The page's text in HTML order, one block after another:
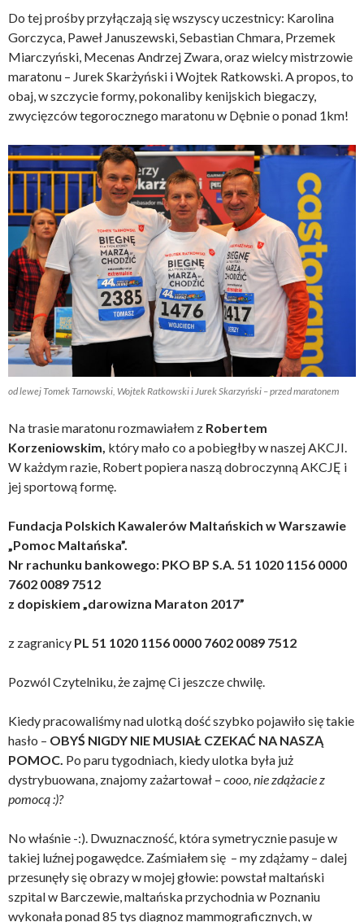
Do tej prośby przyłączają się wszyscy uczestnicy: Karolina
Gorczyca, Paweł Januszewski, Sebastian Chmara, Przemek
Miarczyński, Mecenas Andrzej Zwara, oraz wielcy mistrzowie
maratonu – Jurek Skarżyński i Wojtek Ratkowski. A propos, to
obaj, w szczycie formy, pokonaliby kenijskich biegaczy,
zwycięzców tegorocznego maratonu w Dębnie o ponad 1km!
od lewej Tomek Tarnowski, Wojtek Ratkowski i Jurek Skarzyński – przed maratonem
Na trasie maratonu rozmawiałem z Robertem
Korzeniowskim, który mało co a pobiegłby w naszej AKCJI.
W każdym razie, Robert popiera naszą dobroczynną AKCJĘ i
jej sportową formę.
Fundacja Polskich Kawalerów Maltańskich w Warszawie
„Pomoc Maltańska”.
Nr rachunku bankowego: PKO BP S.A. 51 1020 1156 0000
7602 0089 7512
z dopiskiem „darowizna Maraton 2017”
z zagranicy PL 51 1020 1156 0000 7602 0089 7512
Pozwól Czytelniku, że zajmę Ci jeszcze chwilę.
Kiedy pracowaliśmy nad ulotką dość szybko pojawiło się takie
hasło – OBYŚ NIGDY NIE MUSIAŁ CZEKAĆ NA NASZĄ
POMOC. Po paru tygodniach, kiedy ulotka była już
dystrybuowana, znajomy zażartował – cooo, nie zdążacie z
pomocą :)?
No właśnie -:). Dwuznaczność, która symetrycznie pasuje w
takiej luźnej pogawędce. Zaśmiałem się – my zdążamy – dalej
przesunęły się obrazy w mojej głowie: powstał maltański
szpital w Barczewie, maltańska przychodnia w Poznaniu
wykonała ponad 85 tys diagnoz mammograficznych, w